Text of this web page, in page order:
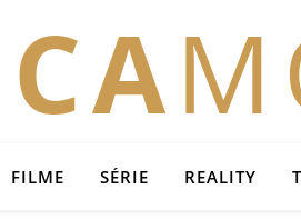
FILME SÉRIE REALITY